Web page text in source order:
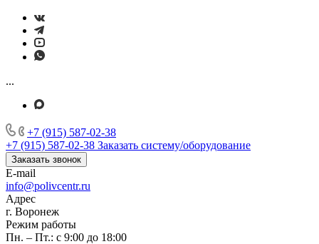
...
+7 (915) 587-02-38
+7 (915) 587-02-38 Заказать систему/оборудование
Заказать звонок
E-mail
info@polivcentr.ru
Адрес
г. Воронеж
Режим работы
Пн. – Пт.: с 9:00 до 18:00